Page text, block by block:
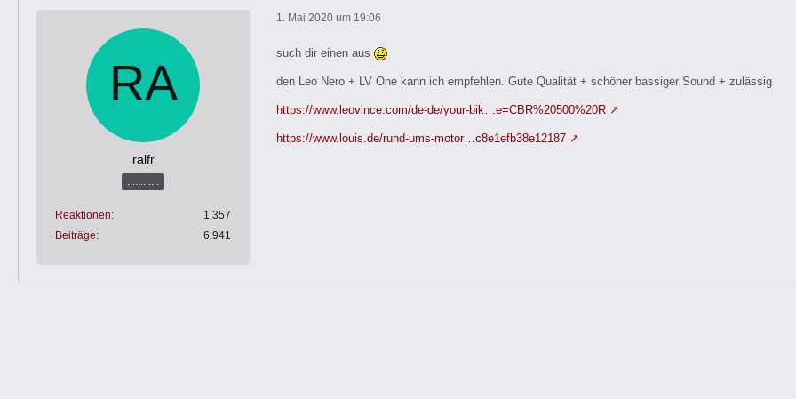
ralfr
............
Reaktionen
1.357
Beiträge
6.941
1. Mai 2020 um 19:06
such dir einen aus
den Leo Nero + LV One kann ich empfehlen. Gute Qualität + schöner bassiger Sound + zulässig
https://www.leovince.com/de-de/your-bik…e=CBR%20500%20R
https://www.louis.de/rund-ums-motor…c8e1efb38e12187